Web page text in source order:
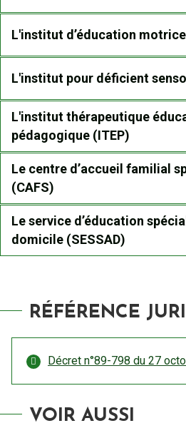
L'institut d’éducation
L'institut pour déficient
L'institut thérapeutique
pédagogique (ITEP)
Le centre d’accueil familial
(CAFS)
Le service d’éducation
domicile (SESSAD)
RÉFÉRENCE
Décret n°89-798 du 27
VOIR AUSSI